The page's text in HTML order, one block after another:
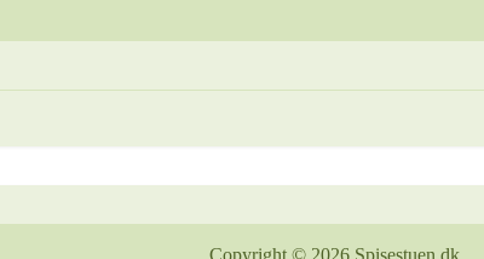
Copyright © 2026 Spisestuen.dk